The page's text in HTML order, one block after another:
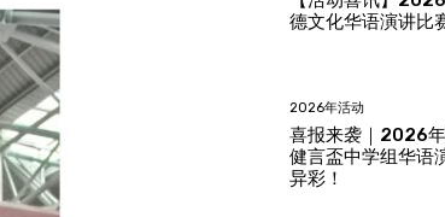
德文化华语演讲比
2026年活动
喜报来袭｜2026
健言盃中学组华语
异彩！